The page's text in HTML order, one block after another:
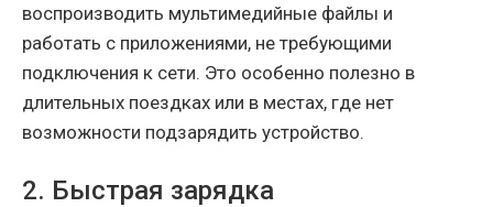
воспроизводить мультимедийные файлы и
работать с приложениями, не требующими
подключения к сети. Это особенно полезно в
длительных поездках или в местах, где нет
возможности подзарядить устройство.
2. Быстрая зарядка